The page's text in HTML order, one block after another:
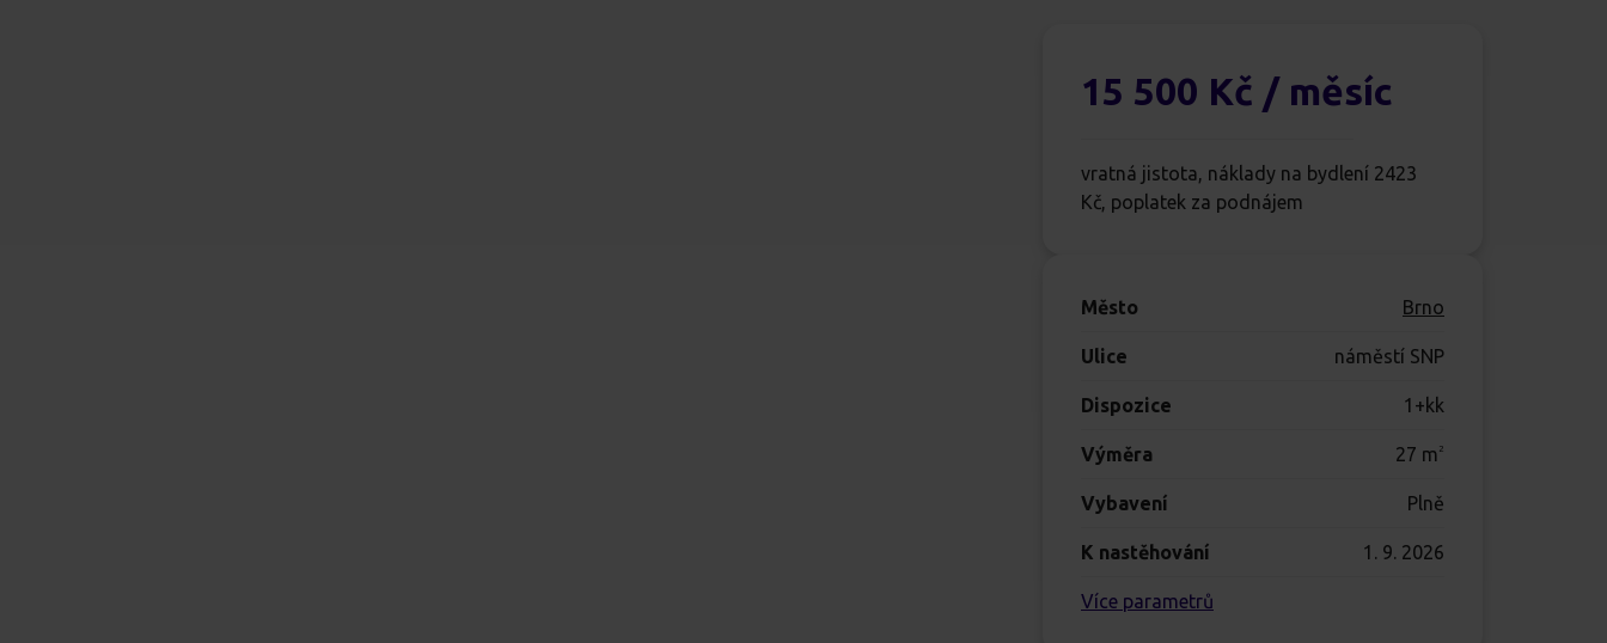
15 500 Kč / měsíc
vratná jistota, náklady na bydlení 2423
Kč, poplatek za podnájem
Město Brno
Ulice náměstí SNP
Dispozice 1+kk
Výměra 27 m 2
Vybavení Plně
K nastěhování 1. 9. 2026
Více parametrů